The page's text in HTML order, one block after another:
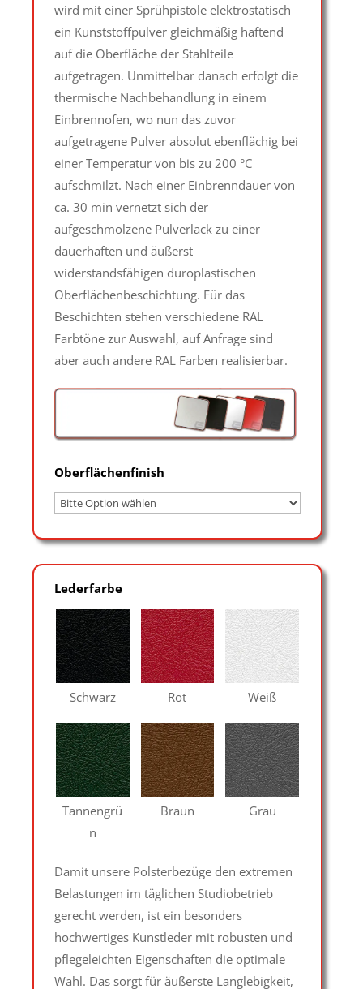
wird mit einer Sprühpistole elektrostatisch
ein Kunststoffpulver gleichmäßig haftend
auf die Oberfläche der Stahlteile
aufgetragen. Unmittelbar danach erfolgt die
thermische Nachbehandlung in einem
Einbrennofen, wo nun das zuvor
aufgetragene Pulver absolut ebenflächig bei
einer Temperatur von bis zu 200 °C
aufschmilzt. Nach einer Einbrenndauer von
ca. 30 min vernetzt sich der
aufgeschmolzene Pulverlack zu einer
dauerhaften und äußerst
widerstandsfähigen duroplastischen
Oberflächenbeschichtung. Für das
Beschichten stehen verschiedene RAL
Farbtöne zur Auswahl, auf Anfrage sind
aber auch andere RAL Farben realisierbar.
Oberflächenfinish
Lederfarbe
Schwarz Rot Weiß
Tannengrü
n
Braun Grau
Damit unsere Polsterbezüge den extremen
Belastungen im täglichen Studiobetrieb
gerecht werden, ist ein besonders
hochwertiges Kunstleder mit robusten und
pflegeleichten Eigenschaften die optimale
Wahl. Das sorgt für äußerste Langlebigkeit,